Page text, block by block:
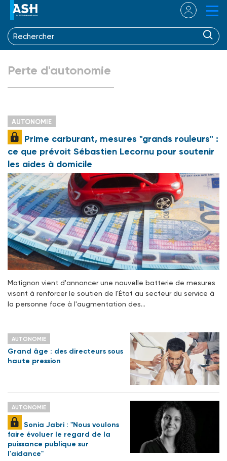
Perte d'autonomie
AUTONOMIE
Prime carburant, mesures "grands rouleurs" :
ce que prévoit Sébastien Lecornu pour soutenir
les aides à domicile
Matignon vient d'annoncer une nouvelle batterie de mesures
visant à renforcer le soutien de l'État au secteur du service à
la personne face à l'augmentation des…
AUTONOMIE
Grand âge : des directeurs sous
haute pression
AUTONOMIE
Sonia Jabri : "Nous voulons
faire évoluer le regard de la
puissance publique sur
l'aidance"